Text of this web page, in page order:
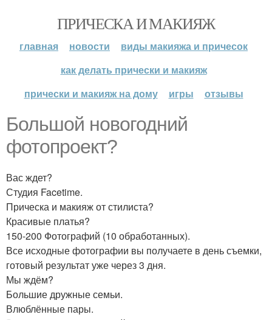
ПРИЧЕСКА И МАКИЯЖ
главная новости
виды макияжа и причесок
как делать прически и макияж
прически и макияж на дому
игры отзывы
Большой новогодний
фотопроект?
Вас ждет?
Студия Facetime.
Прическа и макияж от стилиста?
Красивые платья?
150-200 Фотографий (10 обработанных).
Все исходные фотографии вы получаете в день съемки,
готовый результат уже через 3 дня.
Мы ждём?
Большие дружные семьи.
Влюблённые пары.